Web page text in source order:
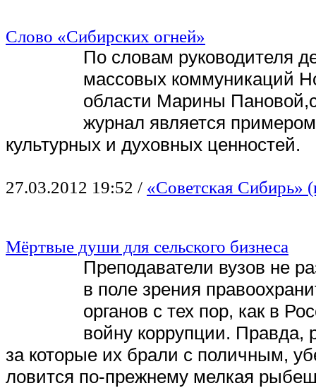
Слово «Сибирских огней»
По словам руководителя
массовых коммуникаций
области Марины
журнал является
культурных и духовных ценностей.
27.03.2012 19:52 / «Советская Сибирь»
Мёртвые души для сельского бизнеса
Преподаватели вузов не
в поле зрения
органов с тех пор, как в
войну коррупции. Правда,
за которые их брали с поличным,
ловится по-прежнему мелкая